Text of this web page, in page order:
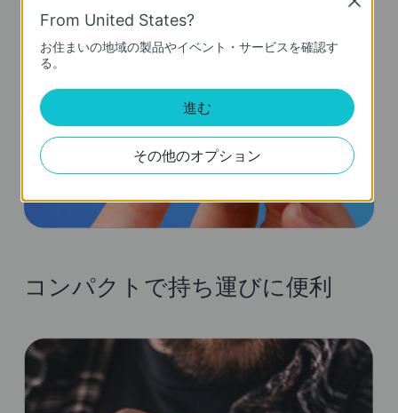
71mm
26mm
コンパクトで持ち運びに便利
From United States?
お住まいの地域の製品やイベント・サービスを確認す
る。
進む
その他のオプション